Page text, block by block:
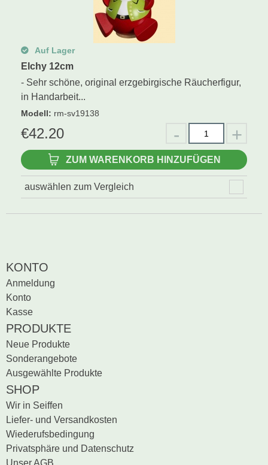
Auf Lager
Elchy 12cm
- Sehr schöne, original erzgebirgische Räucherfigur,
in Handarbeit...
Modell: rm-sv19138
€42.20
ZUM WARENKORB HINZUFÜGEN
auswählen zum Vergleich
KONTO
Anmeldung
Konto
Kasse
PRODUKTE
Neue Produkte
Sonderangebote
Ausgewählte Produkte
SHOP
Wir in Seiffen
Liefer- und Versandkosten
Wiederufsbedingung
Privatsphäre und Datenschutz
Unser AGB